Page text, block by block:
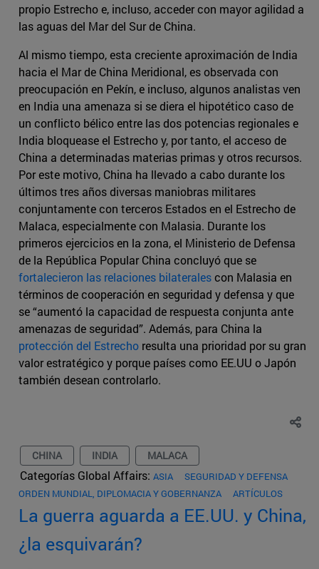
propio Estrecho e, incluso, acceder con mayor agilidad a
las aguas del Mar del Sur de China.
Al mismo tiempo, esta creciente aproximación de India
hacia el Mar de China Meridional, es observada con
preocupación en Pekín, e incluso, algunos analistas ven
en India una amenaza si se diera el hipotético caso de
un conflicto bélico entre las dos potencias regionales e
India bloquease el Estrecho y, por tanto, el acceso de
China a determinadas materias primas y otros recursos.
Por este motivo, China ha llevado a cabo durante los
últimos tres años diversas maniobras militares
conjuntamente con terceros Estados en el Estrecho de
Malaca, especialmente con Malasia. Durante los
primeros ejercicios en la zona, el Ministerio de Defensa
de la República Popular China concluyó que se
fortalecieron las relaciones bilateralescon Malasia en
términos de cooperación en seguridad y defensa y que
se “aumentó la capacidad de respuesta conjunta ante
amenazas de seguridad”. Además, para China la
protección del Estrecho resulta una prioridad por su gran
valor estratégico y porque países como EE.UU o Japón
también desean controlarlo.
CHINA INDIA MALACA
Categorías Global Affairs: ASIA
SEGURIDAD Y DEFENSA
ORDEN MUNDIAL, DIPLOMACIA Y GOBERNANZA
ARTÍCULOS
La guerra aguarda a EE.UU. y China,
¿la esquivarán?